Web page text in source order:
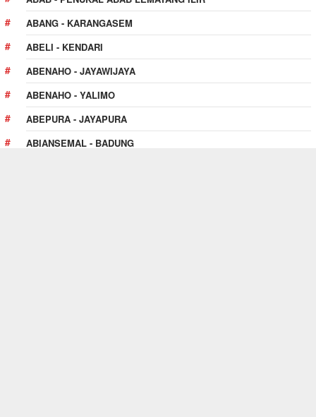
ABANG - KARANGASEM
ABELI - KENDARI
ABENAHO - JAYAWIJAYA
ABENAHO - YALIMO
ABEPURA - JAYAPURA
ABIANSEMAL - BADUNG